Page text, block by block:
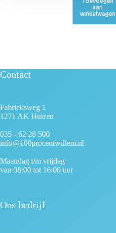
aan
winkelwagen
Contact
Fabrieksweg 1
1271 AK Huizen
035 - 62 28 500
info@100procentwillem.nl
Maandag t/m vrijdag
van 08:00 tot 16:00 uur
Ons bedrijf